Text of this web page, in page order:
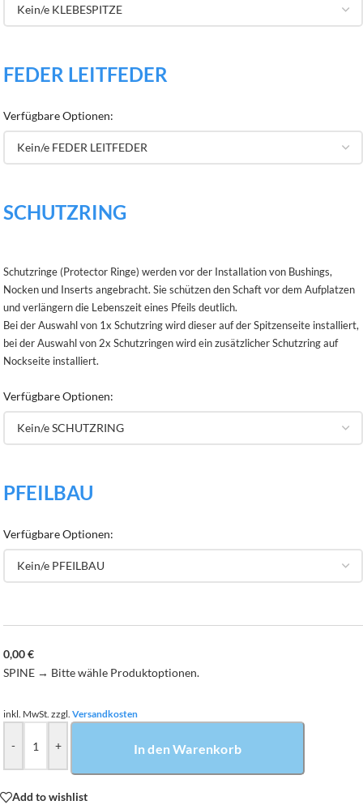
FEDER LEITFEDER
Verfügbare Optionen:
SCHUTZRING
Schutzringe (Protector Ringe) werden vor der Installation von Bushings,
Nocken und Inserts angebracht. Sie schützen den Schaft vor dem Aufplatzen
und verlängern die Lebenszeit eines Pfeils deutlich.
Bei der Auswahl von 1x Schutzring wird dieser auf der Spitzenseite installiert,
bei der Auswahl von 2x Schutzringen wird ein zusätzlicher Schutzring auf
Nockseite installiert.
Verfügbare Optionen:
PFEILBAU
Verfügbare Optionen:
0,00€
SPINE → Bitte wähle Produktoptionen.
inkl. MwSt. zzgl. Versandkosten
- + In den Warenkorb
Add to wishlist